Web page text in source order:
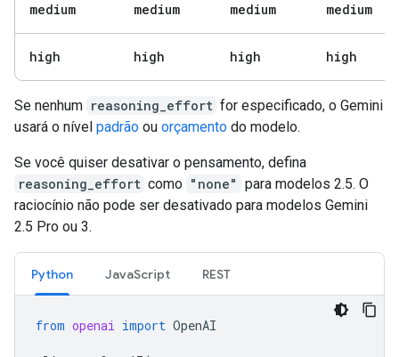
medium medium medium medium
high high high high
Se nenhum reasoning_effort for especificado, o Gemini
usará o nível padrão ou orçamento do modelo.
Se você quiser desativar o pensamento, defina
reasoning_effort como "none" para modelos 2.5. O
raciocínio não pode ser desativado para modelos Gemini
2.5 Pro ou 3.
Python JavaScript REST
from openai import OpenAI